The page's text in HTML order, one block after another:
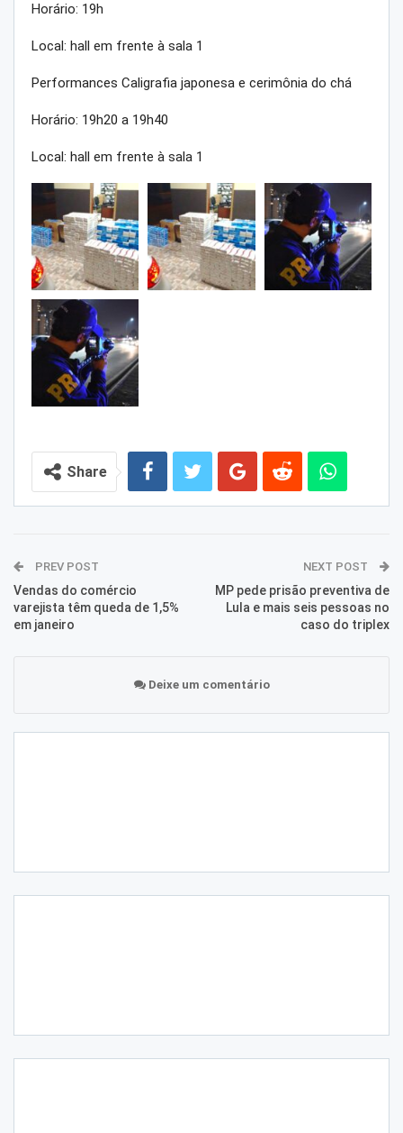
Horário: 19h
Local: hall em frente à sala 1
Performances Caligrafia japonesa e cerimônia do chá
Horário: 19h20 a 19h40
Local: hall em frente à sala 1
Share
PREV POST
Vendas do comércio
varejista têm queda de 1,5%
em janeiro
NEXT POST
MP pede prisão preventiva de
Lula e mais seis pessoas no
caso do triplex
Deixe um comentário